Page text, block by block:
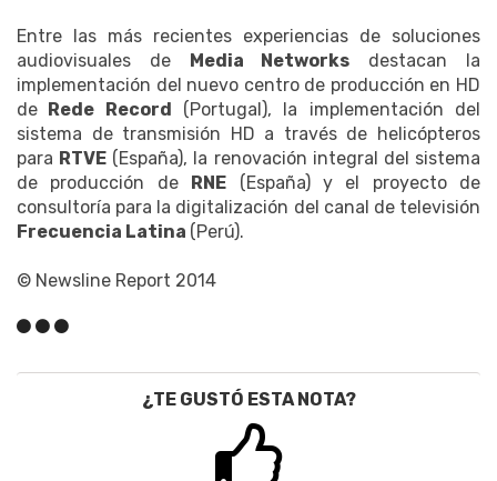
Entre las más recientes experiencias de soluciones
audiovisuales de Media Networks destacan la
implementación del nuevo centro de producción en HD
de Rede Record (Portugal), la implementación del
sistema de transmisión HD a través de helicópteros
para RTVE (España), la renovación integral del sistema
de producción de RNE (España) y el proyecto de
consultoría para la digitalización del canal de televisión
Frecuencia Latina (Perú).
© Newsline Report 2014
¿TE GUSTÓ ESTA NOTA?